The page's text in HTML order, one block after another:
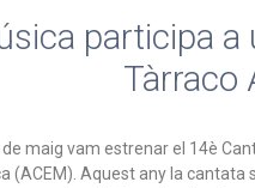
participa
Tàrraco
maig vam estrenar el 14è
(ACEM). Aquest any la